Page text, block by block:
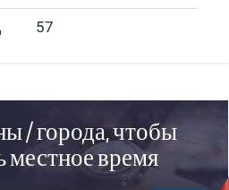
57
/ города, чтобы
местное время